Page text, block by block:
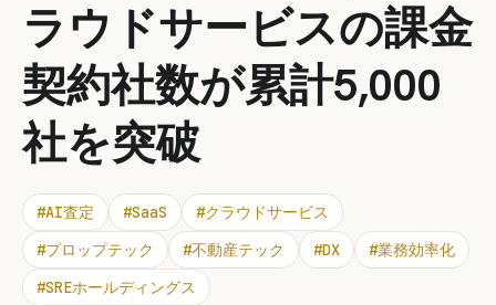
ラウドサービスの課金
契約社数が累計5,000
社を突破
#AI査定 #SaaS #クラウドサービス
#プロップテック #不動産テック #DX #業務効率化
#SREホールディングス